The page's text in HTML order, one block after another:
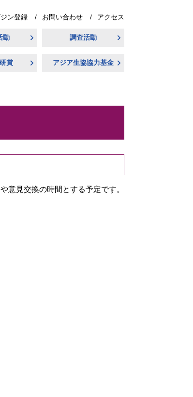
ン登録 お問い合わせ アクセス
動 調査活動
賞 アジア生協協力基金
意見交換の時間とする予定です。